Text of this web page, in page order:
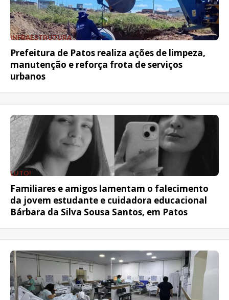
INFRAESTRUTURA
Prefeitura de Patos realiza ações de limpeza,
manutenção e reforça frota de serviços
urbanos
LUTO!
Familiares e amigos lamentam o falecimento
da jovem estudante e cuidadora educacional
Bárbara da Silva Sousa Santos, em Patos